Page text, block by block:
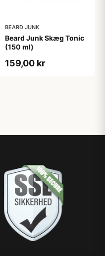
BEARD JUNK
Beard Junk Skæg Tonic
(150 ml)
159,00 kr